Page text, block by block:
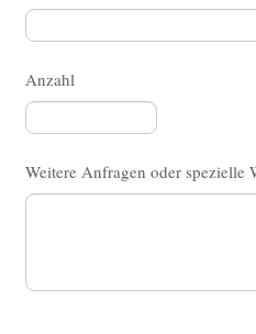
Edelstahl-Sonderzubehör
ES Sensorspender für
Desinfektionsmittel
Temperaturprüfung
Anzahl
Weitere Anfragen oder spezielle